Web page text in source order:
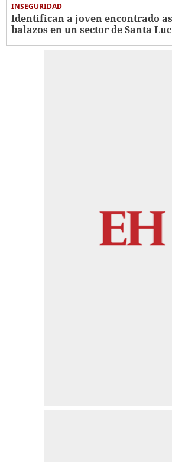
INSEGURIDAD
Identifican a joven encontrado
balazos en un sector de Santa